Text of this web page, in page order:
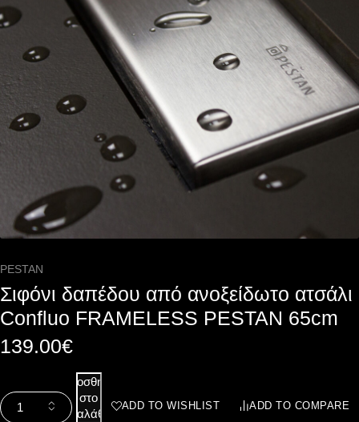
PESTAN
Σιφόνι δαπέδου από ανοξείδωτο ατσάλι
Confluo FRAMELESS PESTAN 65cm
139.00€
Προσθήκη
στο
καλάθι
ADD TO WISHLIST ADD TO COMPARE